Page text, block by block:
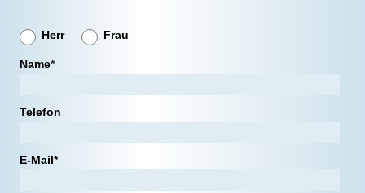
Herr Frau
Name*
Telefon
E-Mail*